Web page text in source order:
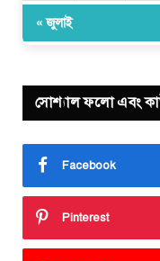
« জুলাই
সোশ্যাল ফলো এবং
Facebook
Pinterest